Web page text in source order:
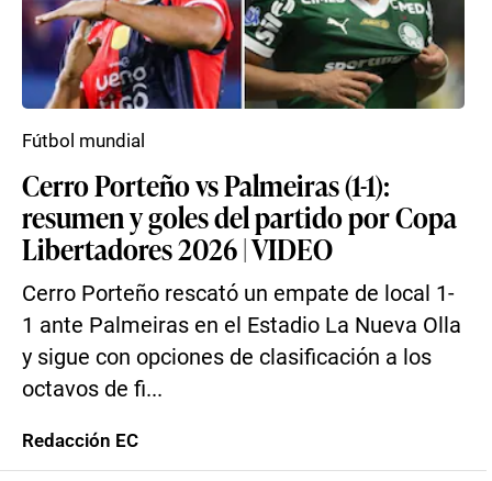
Cerro Porteño vs Palmeiras (1-1):
resumen y goles del partido por Copa
Libertadores 2026 | VIDEO
Cerro Porteño rescató un empate de local 1-
1 ante Palmeiras en el Estadio La Nueva Olla
y sigue con opciones de clasificación a los
octavos de fi...
Fútbol mundial
Redacción EC